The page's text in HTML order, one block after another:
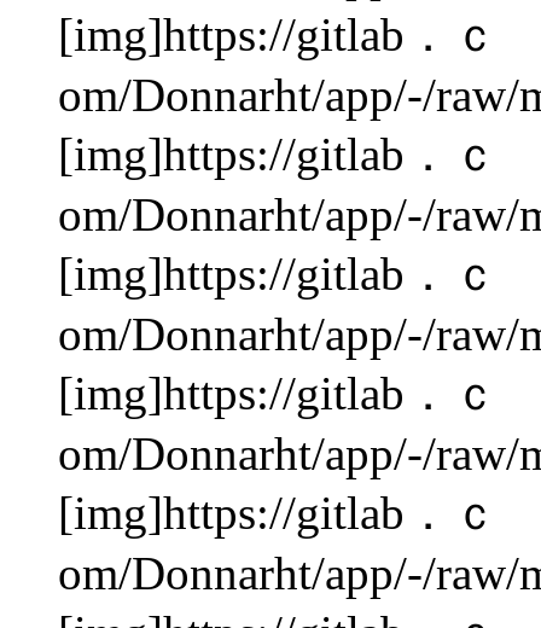
[img]https://gitlab．ｃ
om/Donnarht/app/-/
[img]https://gitlab．ｃ
om/Donnarht/app/-/
[img]https://gitlab．ｃ
om/Donnarht/app/-/
[img]https://gitlab．ｃ
om/Donnarht/app/-/
[img]https://gitlab．ｃ
om/Donnarht/app/-/